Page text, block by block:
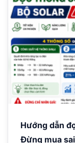
Hướng dẫn
Đừng mua